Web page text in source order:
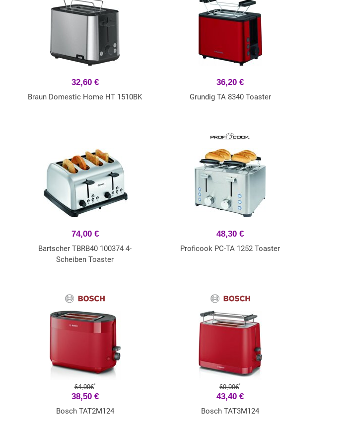
32,60 €
Braun Domestic Home HT 1510BK
36,20 €
Grundig TA 8340 Toaster
74,00 €
Bartscher TBRB40 100374 4-
Scheiben Toaster
48,30 €
Proficook PC-TA 1252 Toaster
64,99€*
38,50 €
Bosch TAT2M124
69,99€*
43,40 €
Bosch TAT3M124